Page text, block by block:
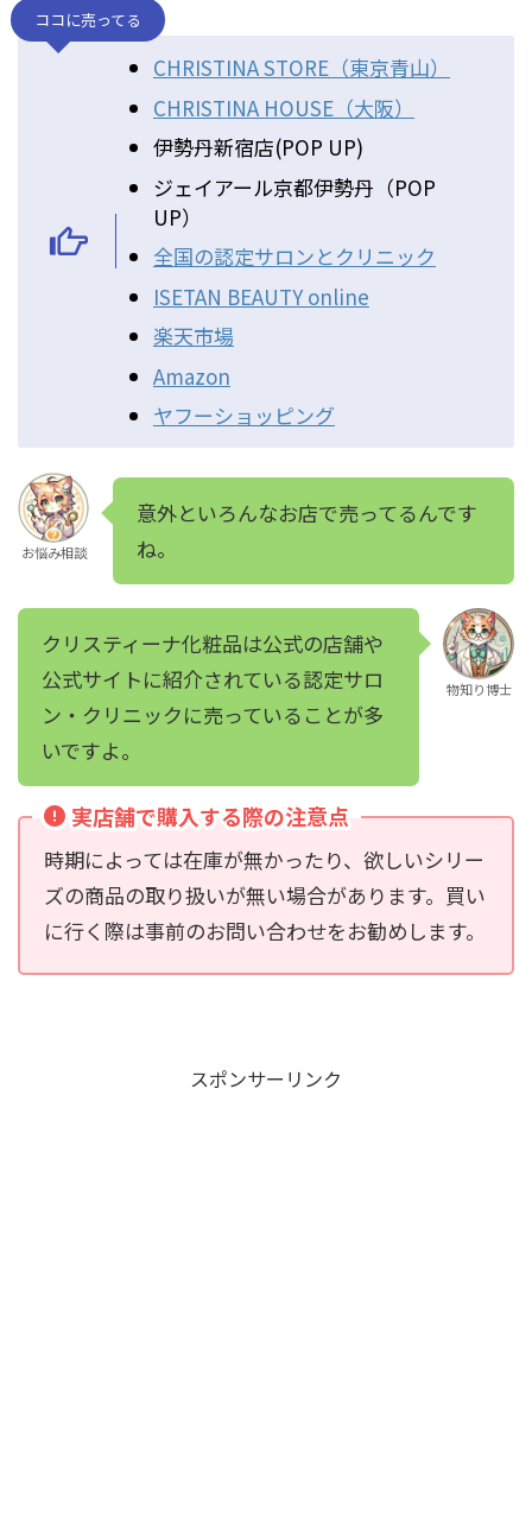
ココに売ってる
CHRISTINA STORE（東京青山）
CHRISTINA HOUSE（大阪）
伊勢丹新宿店(POP UP)
ジェイアール京都伊勢丹（POP
UP）
全国の認定サロンとクリニック
ISETAN BEAUTY online
楽天市場
Amazon
ヤフーショッピング
お悩み相談
意外といろんなお店で売ってるんです
ね。
クリスティーナ化粧品は公式の店舗や
公式サイトに紹介されている認定サロ
ン・クリニックに売っていることが多
いですよ。
物知り博士
実店舗で購入する際の注意点
時期によっては在庫が無かったり、欲しいシリー
ズの商品の取り扱いが無い場合があります。買い
に行く際は事前のお問い合わせをお勧めします。
スポンサーリンク